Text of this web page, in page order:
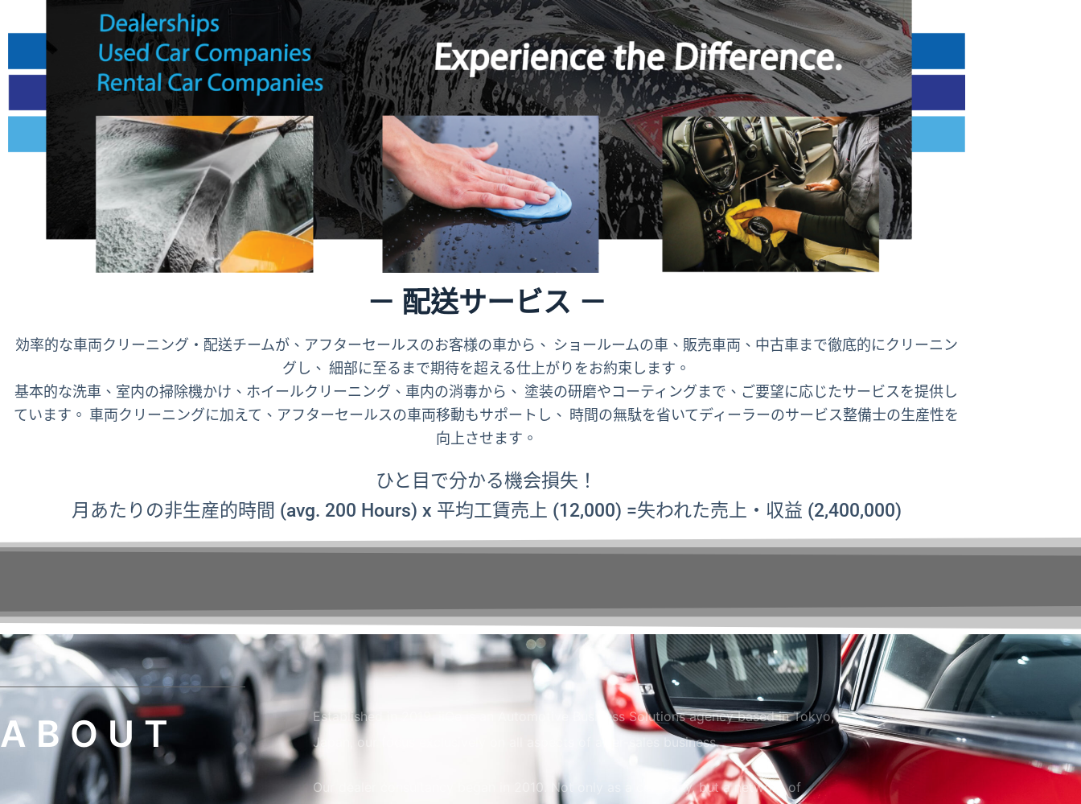
－ 配送サービス －
効率的な車両クリーニング・配送チームが、アフターセールスのお客様の車から、 ショールームの車、販売車両、中古車まで徹底的にクリーニン
グし、 細部に至るまで期待を超える仕上がりをお約束します。
基本的な洗車、室内の掃除機かけ、ホイールクリーニング、車内の消毒から、 塗装の研磨やコーティングまで、ご要望に応じたサービスを提供し
ています。 車両クリーニングに加えて、アフターセールスの車両移動もサポートし、 時間の無駄を省いてディーラーのサービス整備士の生産性を
向上させます。
ひと目で分かる機会損失！
月あたりの非生産的時間 (avg. 200 Hours) x 平均工賃売上 (12,000) =失われた売上・収益 (2,400,000)
ABOUT
Established in 2019. iiQe is an Automotive Business Solutions agency based in Tokyo,
Japan, our focus exclusively on all aspects of after-sales business.
Our dealer consultancy began in 2010. Not only as a company, but a network of